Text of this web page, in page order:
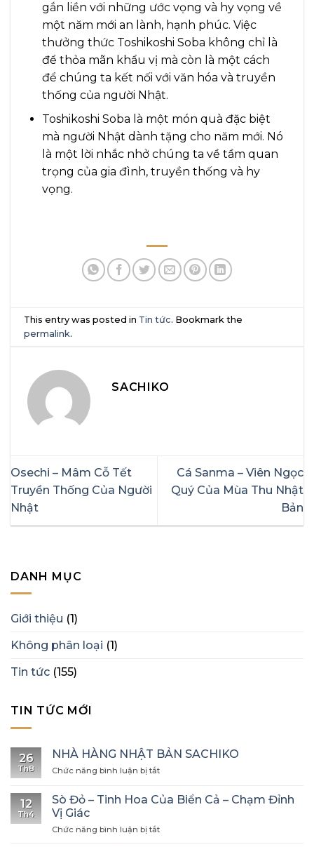
gắn liền với những ước vọng và hy vọng về
một năm mới an lành, hạnh phúc. Việc
thưởng thức Toshikoshi Soba không chỉ là
để thỏa mãn khẩu vị mà còn là một cách
để chúng ta kết nối với văn hóa và truyền
thống của người Nhật.
Toshikoshi Soba là một món quà đặc biệt
mà người Nhật dành tặng cho năm mới. Nó
là một lời nhắc nhở chúng ta về tầm quan
trọng của gia đình, truyền thống và hy
vọng.
This entry was posted in Tin tức. Bookmark the
permalink.
SACHIKO
Osechi – Mâm Cỗ Tết
Truyền Thống Của Người
Nhật
Cá Sanma – Viên Ngọc
Quý Của Mùa Thu Nhật
Bản
DANH MỤC
Giới thiệu (1)
Không phân loại (1)
Tin tức (155)
TIN TỨC MỚI
26
Th8
NHÀ HÀNG NHẬT BẢN SACHIKO
Chức năng bình luận bị tắtở
HÀNG
NHẬT
SACHIKO
12
Th4
Sò Đỏ – Tinh Hoa Của Biển Cả – Chạm Đỉnh
Vị Giác
Chức năng bình luận bị tắtở